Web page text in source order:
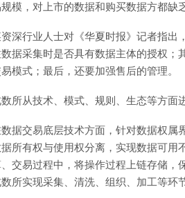
模，对上市的数据和购买数据方都缺
深行业人士对《华夏时报》记者指出
据采集时是否具有数据主体的授权；
模式；最后，还要加强售后的管理。
所从技术、模式、规则、生态等方面
据交易底层技术方面，针对数据权属
所有权与使用权分离，实现数据可用
交易过程中，将操作过程上链存储，
所实现采集、清洗、组织、加工等环